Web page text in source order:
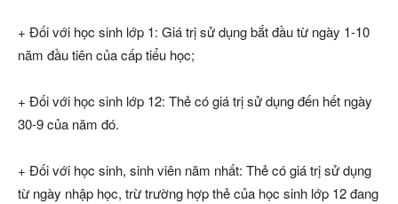
+ Đối với học sinh lớp 1: Giá trị sử dụng bắt đầu từ ngày 1-10
năm đầu tiên của cấp tiểu học;
+ Đối với học sinh lớp 12: Thẻ có giá trị sử dụng đến hết ngày
30-9 của năm đó.
+ Đối với học sinh, sinh viên năm nhất: Thẻ có giá trị sử dụng
từ ngày nhập học, trừ trường hợp thẻ của học sinh lớp 12 đang